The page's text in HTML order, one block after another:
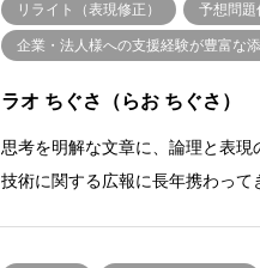
リライト（表現修正） 予想問題
企業・法人様への支援経験が豊富な
ラオ ちぐさ（らお ちぐさ）
思考を明解な文章に、論理と表
技術に関する広報に長年携わっ